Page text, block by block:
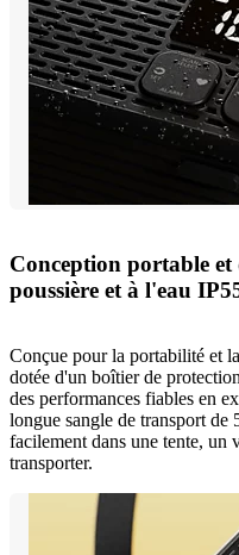
Conception portable et
poussière et à l'eau
Conçue pour la portabilité et
dotée d'un boîtier de
des performances fiables en
longue sangle de transport de
facilement dans une tente, un
transporter.